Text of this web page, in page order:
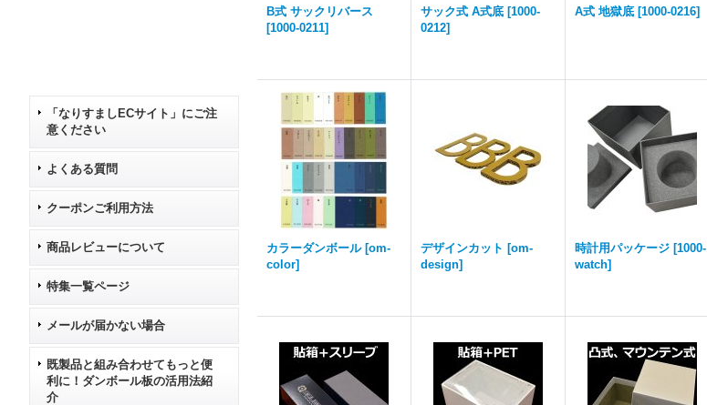
「なりすましECサイト」にご注
意ください
よくある質問
クーポンご利用方法
商品レビューについて
特集一覧ページ
メールが届かない場合
既製品と組み合わせてもっと便
利に！ダンボール板の活用法紹
介
B式 サックリバース
[1000-0211]
サック式 A式底 [1000-
0212]
A式 地獄底 [1000-0216]
カラーダンボール [om-
color]
デザインカット [om-
design]
時計用パッケージ [1000-
watch]